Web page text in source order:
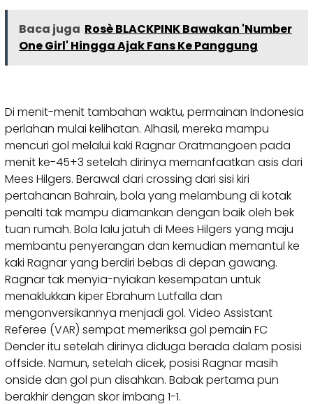
Baca juga Rosè BLACKPINK Bawakan 'Number
One Girl' Hingga Ajak Fans Ke Panggung
Di menit-menit tambahan waktu, permainan Indonesia
perlahan mulai kelihatan. Alhasil, mereka mampu
mencuri gol melalui kaki Ragnar Oratmangoen pada
menit ke-45+3 setelah dirinya memanfaatkan asis dari
Mees Hilgers. Berawal dari crossing dari sisi kiri
pertahanan Bahrain, bola yang melambung di kotak
penalti tak mampu diamankan dengan baik oleh bek
tuan rumah. Bola lalu jatuh di Mees Hilgers yang maju
membantu penyerangan dan kemudian memantul ke
kaki Ragnar yang berdiri bebas di depan gawang.
Ragnar tak menyia-nyiakan kesempatan untuk
menaklukkan kiper Ebrahum Lutfalla dan
mengonversikannya menjadi gol. Video Assistant
Referee (VAR) sempat memeriksa gol pemain FC
Dender itu setelah dirinya diduga berada dalam posisi
offside. Namun, setelah dicek, posisi Ragnar masih
onside dan gol pun disahkan. Babak pertama pun
berakhir dengan skor imbang 1-1.